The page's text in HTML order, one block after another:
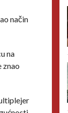
način
na
znao